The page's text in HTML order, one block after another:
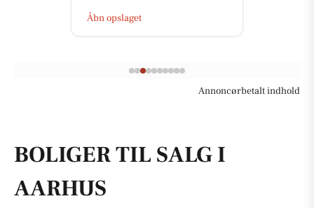
Åbn opslaget
Annoncørbetalt indhold
BOLIGER TIL SALG I
AARHUS